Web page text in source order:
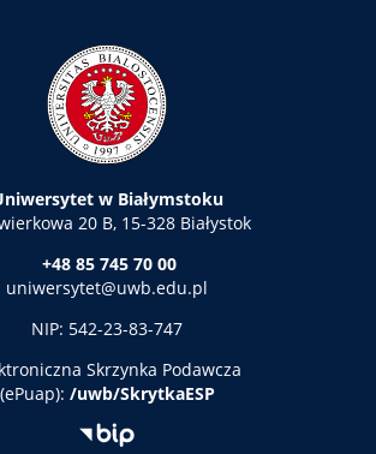
w Białymstoku
20 B, 15-328 Białystok
+48 85 745 70 00
uniwersytet@uwb.edu.pl
NIP: 542-23-83-747
Skrzynka Podawcza
(ePuap): /uwb/SkrytkaESP